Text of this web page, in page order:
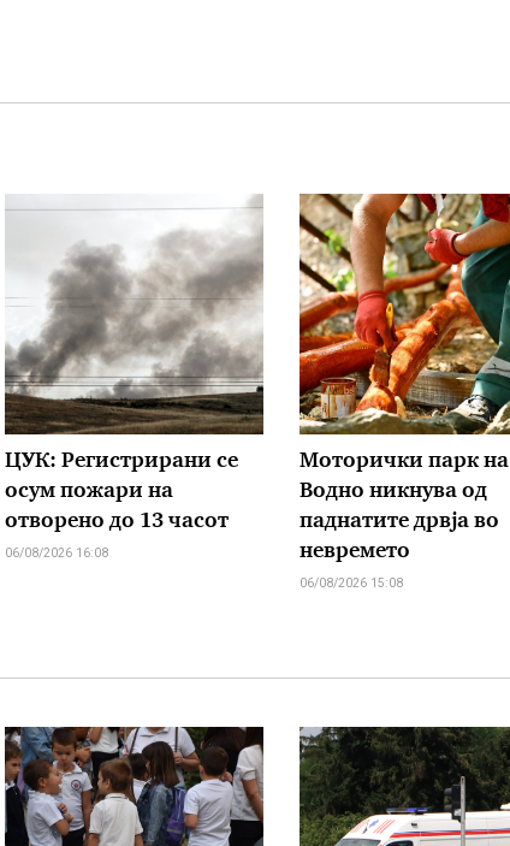
ЦУК: Регистрирани се
осум пожари на
отворено до 13 часот
06/08/2026 16:08
Моторички парк на
Водно никнува од
паднатите дрвја во
невремето
06/08/2026 15:08